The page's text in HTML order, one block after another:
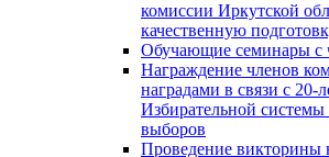
комиссии Иркутской
качественную
Обучающие семинары
Награждение членов
наградами в связи с 20-
Избирательной системы
выборов
Проведение викторины